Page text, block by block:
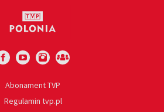
Abonament TVP
Regulamin tvp.pl